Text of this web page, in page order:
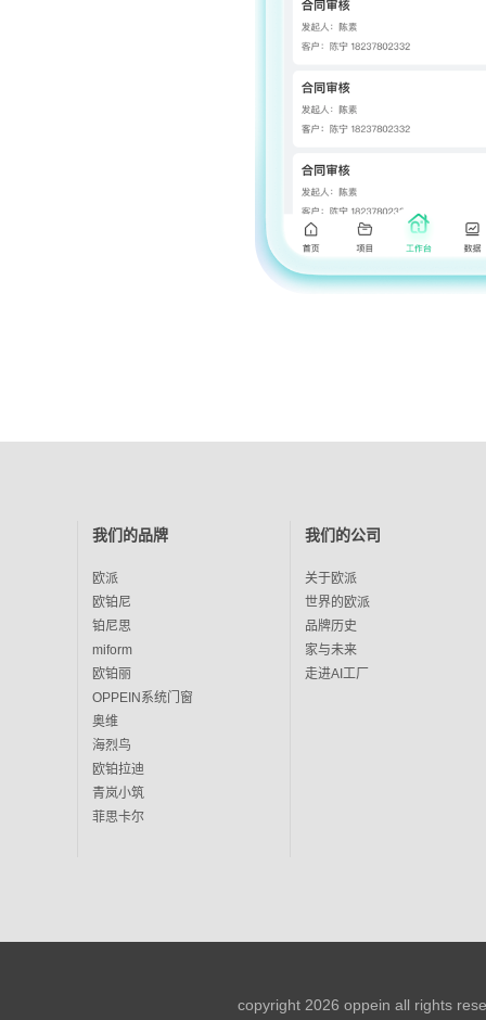
我们的品牌
欧派
欧铂尼
铂尼思
miform
欧铂丽
OPPEIN系统门窗
奥维
海烈鸟
欧铂拉迪
青岚小筑
菲思卡尔
我们的公司
关于欧派
世界的欧派
品牌历史
家与未来
走进AI工厂
copyright 2026 oppein all rights